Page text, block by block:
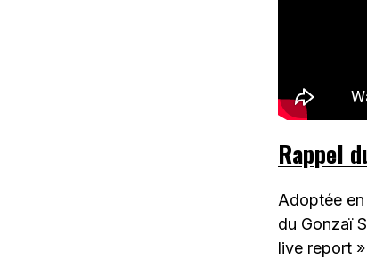
Rappel
Adoptée
du Gonzaï
live report